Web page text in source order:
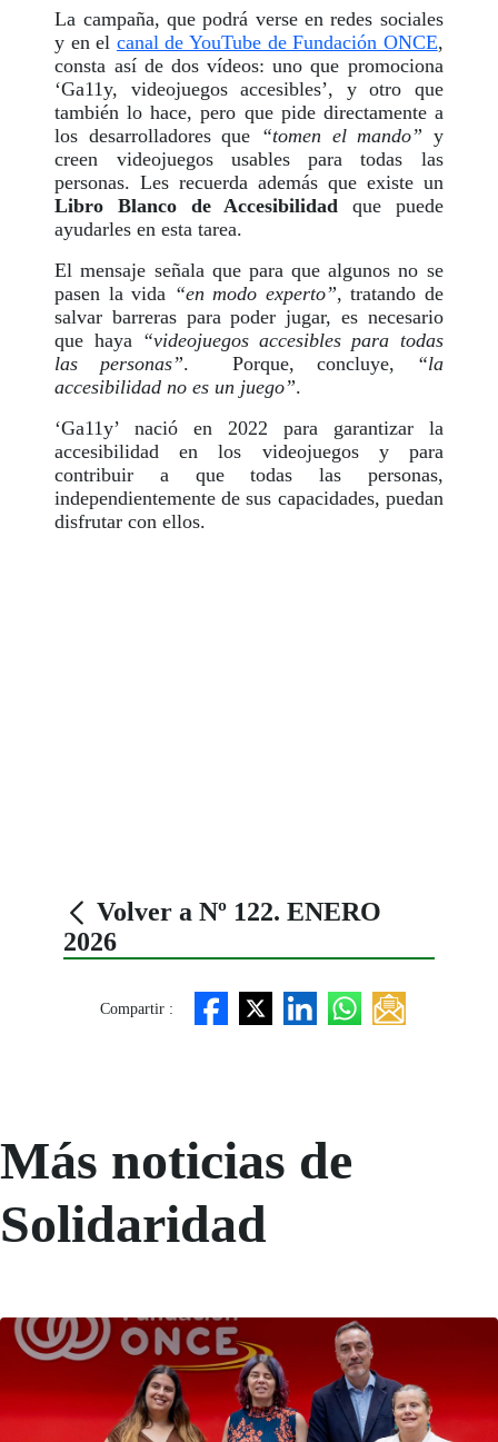
La campaña, que podrá verse en redes sociales
y en el canal de YouTube de Fundación ONCE,
consta así de dos vídeos: uno que promociona
‘Ga11y, videojuegos accesibles’, y otro que
también lo hace, pero que pide directamente a
los desarrolladores que “tomen el mando” y
creen videojuegos usables para todas las
personas. Les recuerda además que existe un
Libro Blanco de Accesibilidad que puede
ayudarles en esta tarea.
El mensaje señala que para que algunos no se
pasen la vida “en modo experto”, tratando de
salvar barreras para poder jugar, es necesario
que haya “videojuegos accesibles para todas
las personas”. Porque, concluye,
“la
accesibilidad no es un juego”.
‘Ga11y’ nació en 2022 para garantizar la
accesibilidad en los videojuegos y para
contribuir a que todas las personas,
independientemente de sus capacidades, puedan
disfrutar con ellos.
Volver a Nº 122. ENERO
2026
Compartir :
Más noticias de
Solidaridad